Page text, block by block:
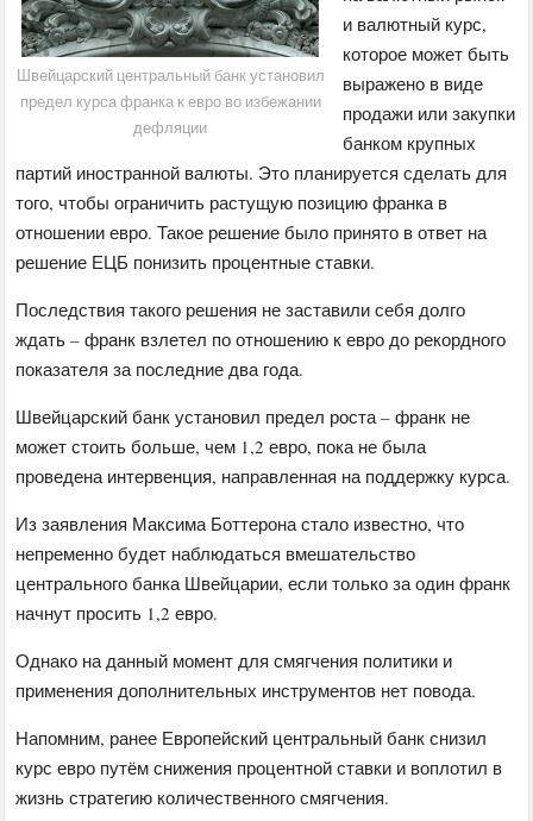
Швейцарский центральный банк установил
предел курса франка к евро во избежании
дефляции
и валютный курс,
которое может быть
выражено в виде
продажи или закупки
банком крупных
партий иностранной валюты. Это планируется сделать для
того, чтобы ограничить растущую позицию франка в
отношении евро. Такое решение было принято в ответ на
решение ЕЦБ понизить процентные ставки.
Последствия такого решения не заставили себя долго
ждать – франк взлетел по отношению к евро до рекордного
показателя за последние два года.
Швейцарский банк установил предел роста – франк не
может стоить больше, чем 1,2 евро, пока не была
проведена интервенция, направленная на поддержку курса.
Из заявления Максима Боттерона стало известно, что
непременно будет наблюдаться вмешательство
центрального банка Швейцарии, если только за один франк
начнут просить 1,2 евро.
Однако на данный момент для смягчения политики и
применения дополнительных инструментов нет повода.
Напомним, ранее Европейский центральный банк снизил
курс евро путём снижения процентной ставки и воплотил в
жизнь стратегию количественного смягчения.